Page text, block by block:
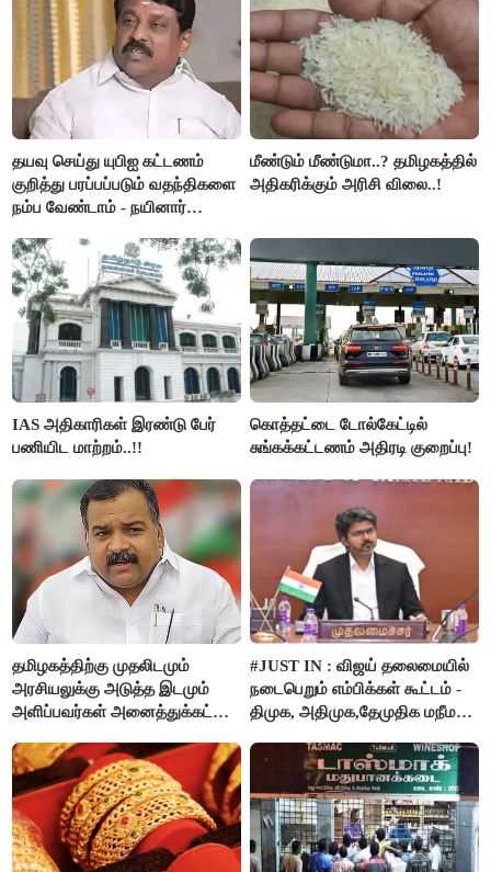
தயவு செய்து யுபிஐ கட்டணம்
குறித்து பரப்பப்படும் வதந்திகளை
நம்ப வேண்டாம் - நயினார்
மீண்டும் மீண்டுமா..? தமிழகத்தில்
அதிகரிக்கும் அரிசி விலை..!
IAS அதிகாரிகள் இரண்டு பேர்
பணியிட மாற்றம்..!!
கொத்தட்டை டோல்கேட்டில்
சுங்கக்கட்டணம் அதிரடி குறைப்பு!
தமிழகத்திற்கு முதலிடமும்
அரசியலுக்கு அடுத்த இடமும்
அளிப்பவர்கள் அனைத்துக்கட்சி
பங்கேற்பார்கள் - மாணிக்கம்
தாகூர்..!!
#JUST IN : விஜய் தலைமையில்
நடைபெறும் எம்பிக்கள் கூட்டம் -
திமுக, அதிமுக,தேமுதிக மநீம